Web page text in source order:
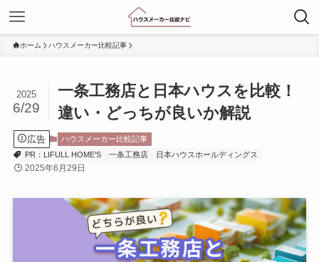
ホーム ハウスメーカー比較記事
一条工務店と日本ハウスを比較！
違い・どっちが良いか解説
2025
6/29
広告
ハウスメーカー比較記事
PR：LIFULL HOME'S
一条工務店 日本ハウスホールディングス
2025年6月29日